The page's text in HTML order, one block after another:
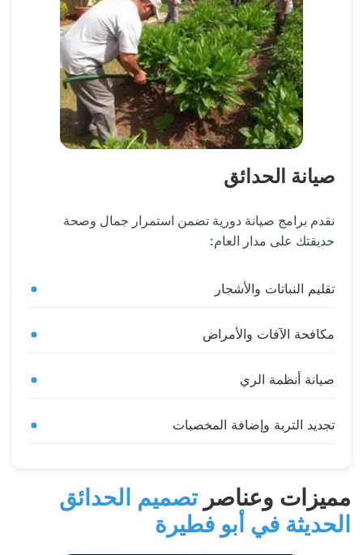
صيانة الحدائق
نقدم برامج صيانة دورية تضمن استمرار جمال وصحة
حديقتك على مدار العام:
تقليم النباتات والأشجار
مكافحة الآفات والأمراض
صيانة أنظمة الري
تجديد التربة وإضافة المخصبات
مميزات وعناصر تصميم الحدائق
الحديثة في أبو فطيرة